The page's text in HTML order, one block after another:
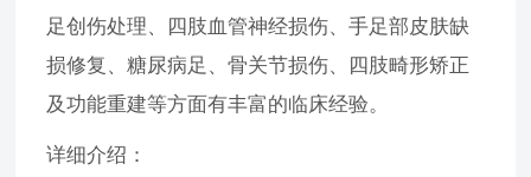
足创伤处理、四肢血管神经损伤、手足部皮肤缺
损修复、糖尿病足、骨关节损伤、四肢畸形矫正
及功能重建等方面有丰富的临床经验。
详细介绍：